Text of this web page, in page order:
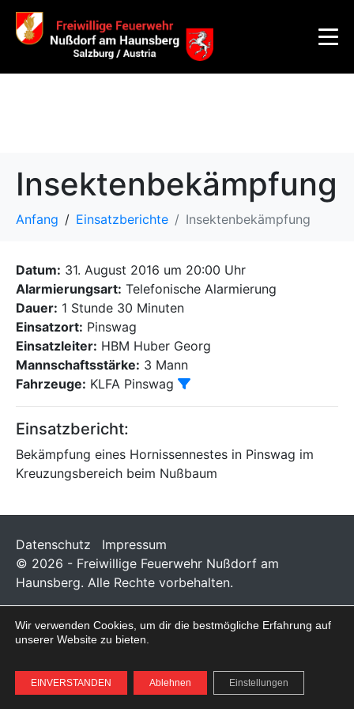
Insektenbekämpfung
Anfang Einsatzberichte Insektenbekämpfung
Datum: 31. August 2016 um 20:00 Uhr
Alarmierungsart: Telefonische Alarmierung
Dauer: 1 Stunde 30 Minuten
Einsatzort: Pinswag
Einsatzleiter: HBM Huber Georg
Mannschaftsstärke: 3 Mann
Fahrzeuge: KLFA Pinswag
Einsatzbericht:
Bekämpfung eines Hornissennestes in Pinswag im
Kreuzungsbereich beim Nußbaum
Datenschutz
Impressum
© 2026 - Freiwillige Feuerwehr Nußdorf am
Haunsberg. Alle Rechte vorbehalten.
Wir verwenden Cookies, um dir die bestmögliche Erfahrung auf
unserer Website zu bieten.
EINVERSTANDEN Ablehnen Einstellungen